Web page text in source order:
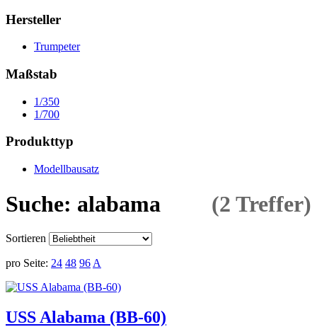
Hersteller
Trumpeter
Maßstab
1/350
1/700
Produkttyp
Modellbausatz
Suche: alabama (2 Treffer)
Sortieren
pro Seite: 24 48 96 A
USS Alabama (BB-60)